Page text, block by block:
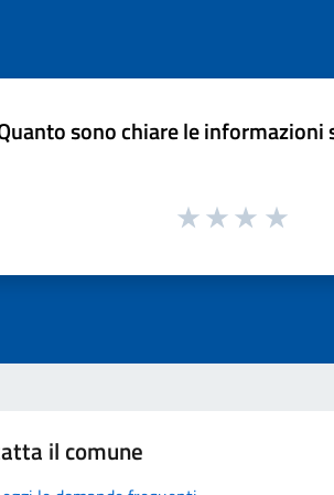
sono chiare le informazioni
il comune